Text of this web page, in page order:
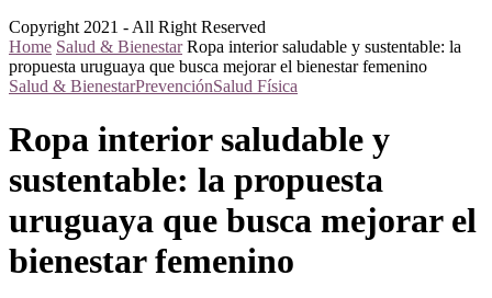
Copyright 2021 - All Right Reserved
Home Salud & Bienestar Ropa interior saludable y sustentable: la
propuesta uruguaya que busca mejorar el bienestar femenino
Salud & BienestarPrevenciónSalud Física
Ropa interior saludable y
sustentable: la propuesta
uruguaya que busca mejorar el
bienestar femenino